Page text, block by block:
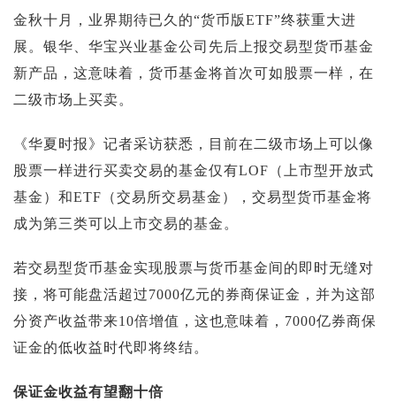
热点话题
邮币卡苑
新品预告
集藏资讯
投资论坛
金秋十月，业界期待已久的“货币版ETF”终获重大进
展。银华、华宝兴业基金公司先后上报交易型货币基金
新产品，这意味着，货币基金将首次可如股票一样，在
二级市场上买卖。
《华夏时报》记者采访获悉，目前在二级市场上可以像
股票一样进行买卖交易的基金仅有LOF（上市型开放式
基金）和ETF（交易所交易基金），交易型货币基金将
成为第三类可以上市交易的基金。
若交易型货币基金实现股票与货币基金间的即时无缝对
接，将可能盘活超过7000亿元的券商保证金，并为这部
分资产收益带来10倍增值，这也意味着，7000亿券商保
证金的低收益时代即将终结。
保证金收益有望翻十倍